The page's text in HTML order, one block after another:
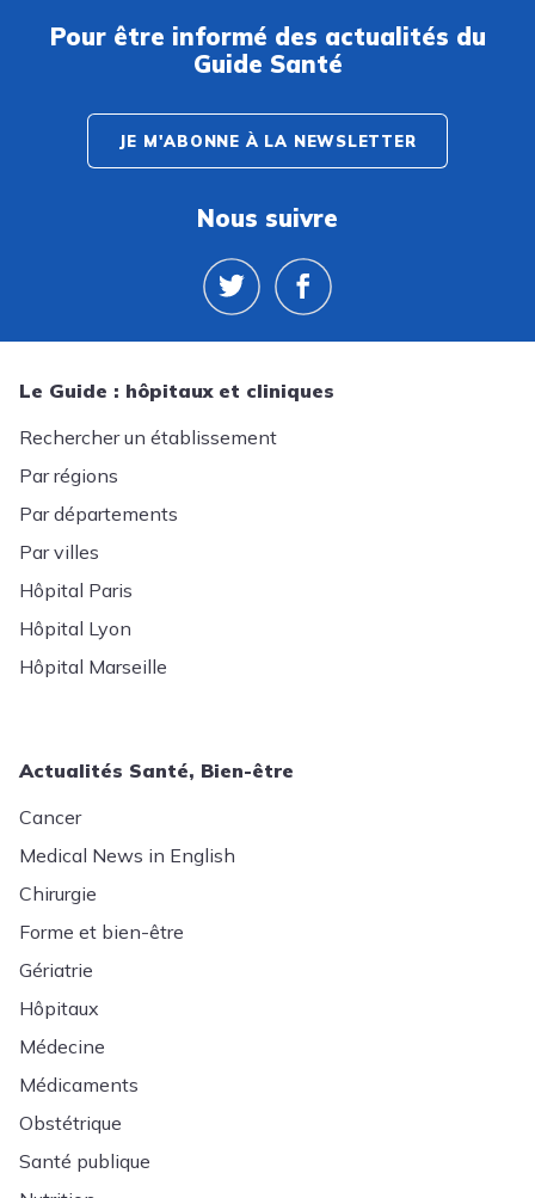
Pour être informé des actualités du
Guide Santé
JE M'ABONNE À LA NEWSLETTER
Nous suivre
Le Guide : hôpitaux et cliniques
Rechercher un établissement
Par régions
Par départements
Par villes
Hôpital Paris
Hôpital Lyon
Hôpital Marseille
Actualités Santé, Bien-être
Cancer
Medical News in English
Chirurgie
Forme et bien-être
Gériatrie
Hôpitaux
Médecine
Médicaments
Obstétrique
Santé publique